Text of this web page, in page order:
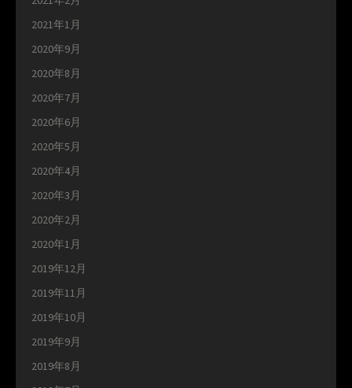
2021年1月
2020年9月
2020年8月
2020年7月
2020年6月
2020年5月
2020年4月
2020年3月
2020年2月
2020年1月
2019年12月
2019年11月
2019年10月
2019年9月
2019年8月